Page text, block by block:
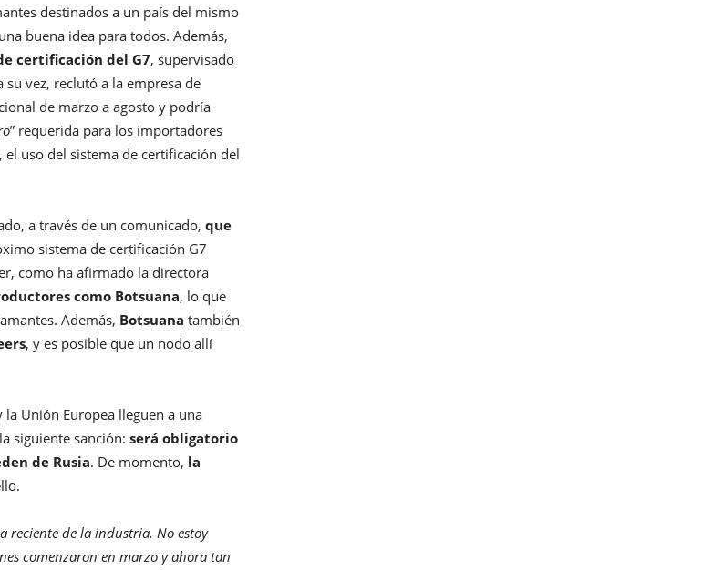
destinados a un país del mismo
buena idea para todos. Además,
certificación del G7, supervisado
su vez, reclutó a la empresa de
de marzo a agosto y podría
” requerida para los importadores
uso del sistema de certificación del
a través de un comunicado, que
sistema de certificación G7
como ha afirmado la directora
como Botsuana, lo que
Además, Botsuana también
, y es posible que un nodo allí
Unión Europea lleguen a una
siguiente sanción: será obligatorio
de Rusia. De momento, la
reciente de la industria. No estoy
comenzaron en marzo y ahora tan